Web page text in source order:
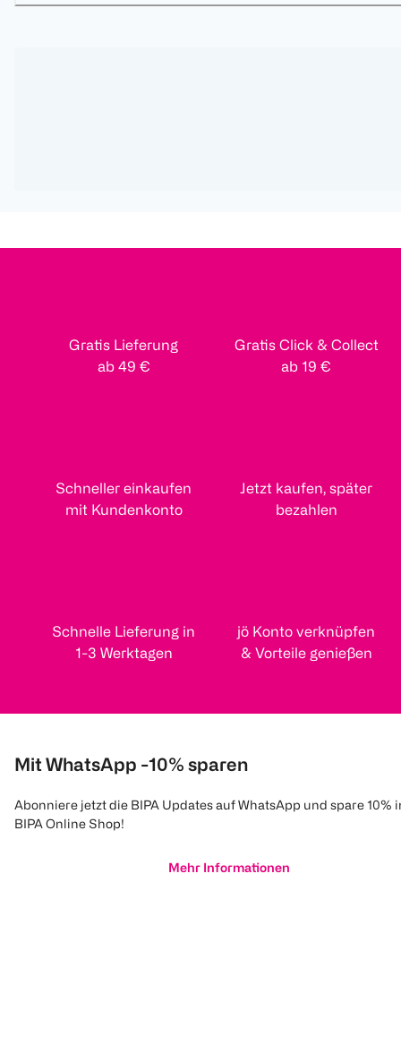
Gratis Lieferung
ab 49 €
Gratis Click & Collect
ab 19 €
Schneller einkaufen
mit Kundenkonto
Jetzt kaufen, später
bezahlen
Schnelle Lieferung in
1-3 Werktagen
jö Konto verknüpfen
& Vorteile genießen
Mit WhatsApp -10% sparen
Abonniere jetzt die BIPA Updates auf WhatsApp und spare 10%
BIPA Online Shop!
Mehr Informationen